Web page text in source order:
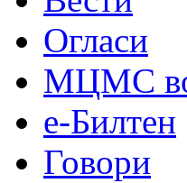
Огласи
МЦМС во
е-Билтен
Говори